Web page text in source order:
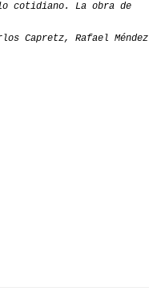
cotidiano. La obra de
Capretz, Rafael Méndez